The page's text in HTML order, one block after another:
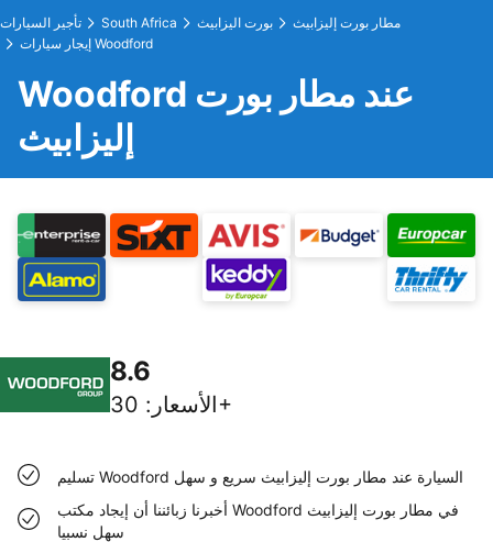
تأجير السيارات South Africa بورت اليزابيث
مطار بورت إليزابيث
إيجار سيارات Woodford
Woodford عند مطار بورت
إليزابيث
8.6
الأسعار : 30+
تسليم Woodford السيارة عند مطار بورت إليزابيث سريع و سهل
أخبرنا زبائننا أن إيجاد مكتب Woodford في مطار بورت إليزابيث
سهل نسبيا